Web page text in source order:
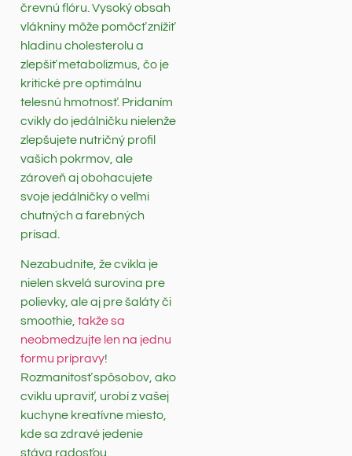
črevnú flóru. Vysoký obsah
vlákniny môže pomôcť znížiť
hladinu cholesterolu a
zlepšiť metabolizmus, čo je
kritické pre optimálnu
telesnú hmotnosť. Pridaním
cvikly do jedálničku nielenže
zlepšujete nutričný profil
vašich pokrmov, ale
zároveň aj obohacujete
svoje jedálničky o veľmi
chutných a farebných
prísad.
Nezabudnite, že cvikla je
nielen skvelá surovina pre
polievky, ale aj pre šaláty či
smoothie, takže sa
neobmedzujte len na jednu
formu prípravy!
Rozmanitosť spôsobov, ako
cviklu upraviť, urobí z vašej
kuchyne kreatívne miesto,
kde sa zdravé jedenie
stáva radosťou.